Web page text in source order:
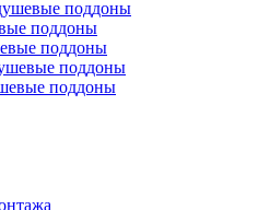
поддоны
поддоны
поддоны
поддоны
поддоны